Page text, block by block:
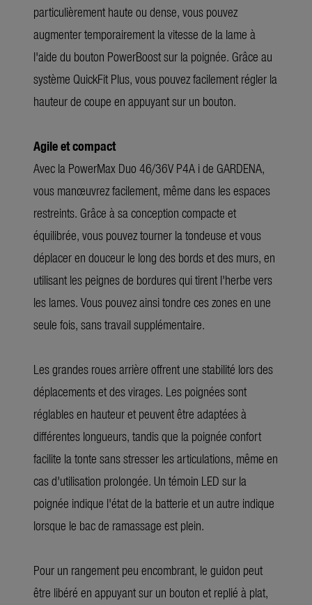
particulièrement haute ou dense, vous pouvez
augmenter temporairement la vitesse de la lame à
l'aide du bouton PowerBoost sur la poignée. Grâce au
système QuickFit Plus, vous pouvez facilement régler la
hauteur de coupe en appuyant sur un bouton.
Agile et compact
Avec la PowerMax Duo 46/36V P4A i de GARDENA,
vous manœuvrez facilement, même dans les espaces
restreints. Grâce à sa conception compacte et
équilibrée, vous pouvez tourner la tondeuse et vous
déplacer en douceur le long des bords et des murs, en
utilisant les peignes de bordures qui tirent l'herbe vers
les lames. Vous pouvez ainsi tondre ces zones en une
seule fois, sans travail supplémentaire.
Les grandes roues arrière offrent une stabilité lors des
déplacements et des virages. Les poignées sont
réglables en hauteur et peuvent être adaptées à
différentes longueurs, tandis que la poignée confort
facilite la tonte sans stresser les articulations, même en
cas d'utilisation prolongée. Un témoin LED sur la
poignée indique l'état de la batterie et un autre indique
lorsque le bac de ramassage est plein.
Pour un rangement peu encombrant, le guidon peut
être libéré en appuyant sur un bouton et replié à plat,